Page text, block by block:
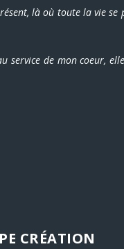
là où toute la vie se
de mon coeur,
CRÉATION